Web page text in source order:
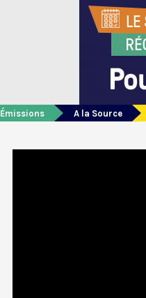
Émissions A la Source